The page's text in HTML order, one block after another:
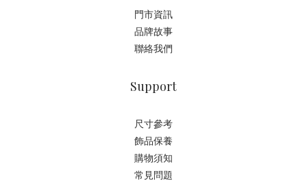
門市資訊
品牌故事
聯絡我們
Support
尺寸參考
飾品保養
購物須知
常見問題